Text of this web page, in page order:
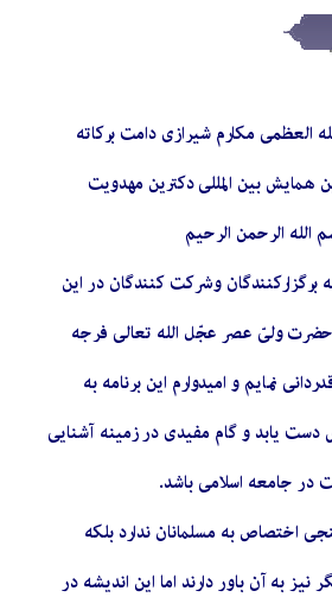
العظمی مکارم شیرازی دامت برکاته
بین المللی دکترین مهدویت
الله الرحمن الرحیم
برگزارکنندگان و شرکت کنندگان در این
ولیّ عصر عجّل الله تعالی فرجه
نمایم و امیدوارم این برنامه به
یابد و گام مفیدی در زمینه آشنایی
جامعه اسلامی باشد.
اختصاص به مسلمانان ندارد بلکه
نیز به آن باور دارند اما این اندیشه در